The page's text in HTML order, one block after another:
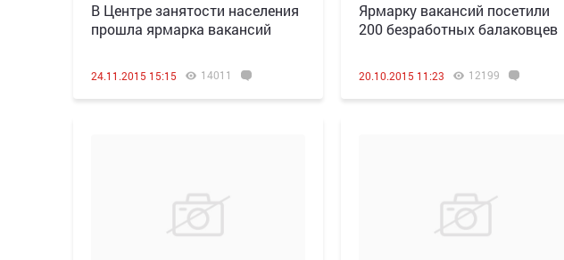
В Центре занятости населения
прошла ярмарка вакансий
24.11.2015 15:15 14011
Ярмарку вакансий посетили
200 безработных балаковцев
20.10.2015 11:23 12199